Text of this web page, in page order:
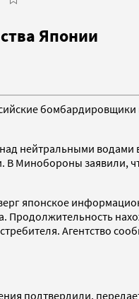
Японии
бомбардировщики
нейтральными
Минобороны заявили,
японское
Агентство
подтвердили,